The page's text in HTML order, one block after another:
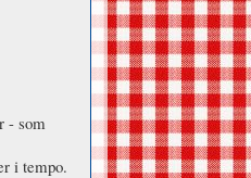
- som
i tempo.